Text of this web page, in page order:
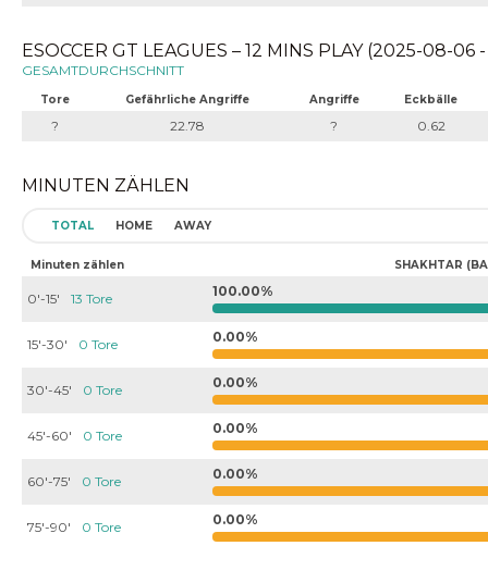
ESOCCER GT LEAGUES – 12 MINS PLAY (2025-08-
GESAMTDURCHSCHNITT
Tore Gefährliche Angriffe Angriffe Eckbälle
? 22.78 ? 0.62
MINUTEN ZÄHLEN
TOTAL HOME AWAY
Minuten zählen SHAKHTAR
0'-15' 13 Tore 100.00%
15'-30' 0 Tore 0.00%
30'-45' 0 Tore 0.00%
45'-60' 0 Tore 0.00%
60'-75' 0 Tore 0.00%
75'-90' 0 Tore 0.00%